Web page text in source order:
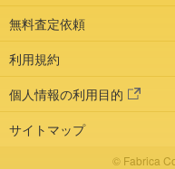
無料査定依頼
利用規約
個人情報の利用目的
サイトマップ
© Fabrica